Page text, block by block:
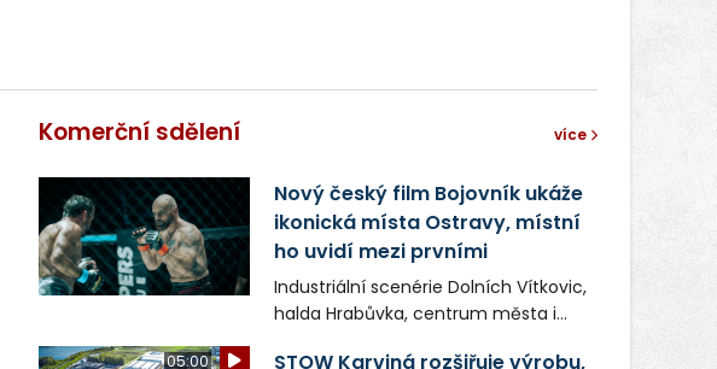
Komerční sdělení více
Nový český film Bojovník ukáže
ikonická místa Ostravy, místní
ho uvidí mezi prvními
Industriální scenérie Dolních Vítkovic,
halda Hrabůvka, centrum města i
05:00
STOW Karviná rozšiřuje výrobu,